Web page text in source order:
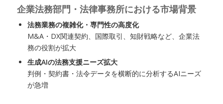
企業法務部門・法律事務所における市場背景
法務業務の複雑化・専門性の高度化
M&A・DX関連契約、国際取引、知財戦略など、企業法
務の役割が拡大
生成AIの法務支援ニーズ拡大
判例・契約書・法令データを横断的に分析するAIニーズ
が急増